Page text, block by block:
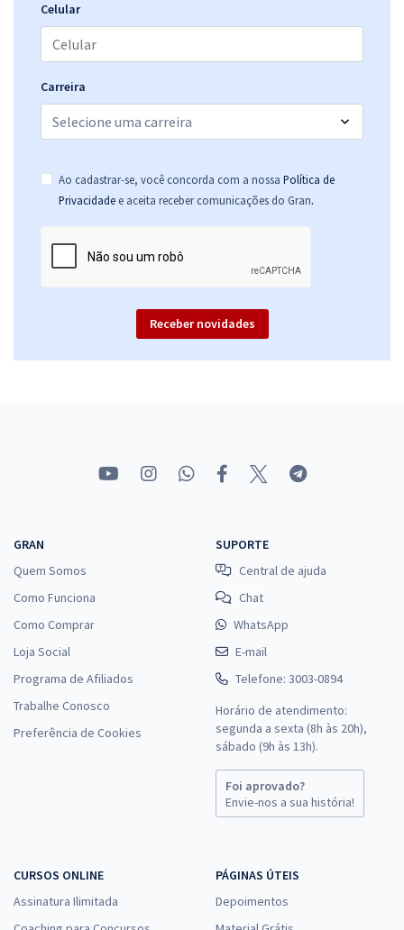
Celular
Carreira
Ao cadastrar-se, você concorda com a nossa Política de
Privacidade e aceita receber comunicações do Gran.
Receber novidades
GRAN
Quem Somos
Como Funciona
Como Comprar
Loja Social
Programa de Afiliados
Trabalhe Conosco
Preferência de Cookies
SUPORTE
Central de ajuda
Chat
WhatsApp
E-mail
Telefone: 3003-0894
Horário de atendimento:
segunda a sexta (8h às 20h),
sábado (9h às 13h).
Foi aprovado?
Envie-nos a sua história!
CURSOS ONLINE
Assinatura Ilimitada
PÁGINAS ÚTEIS
Depoimentos